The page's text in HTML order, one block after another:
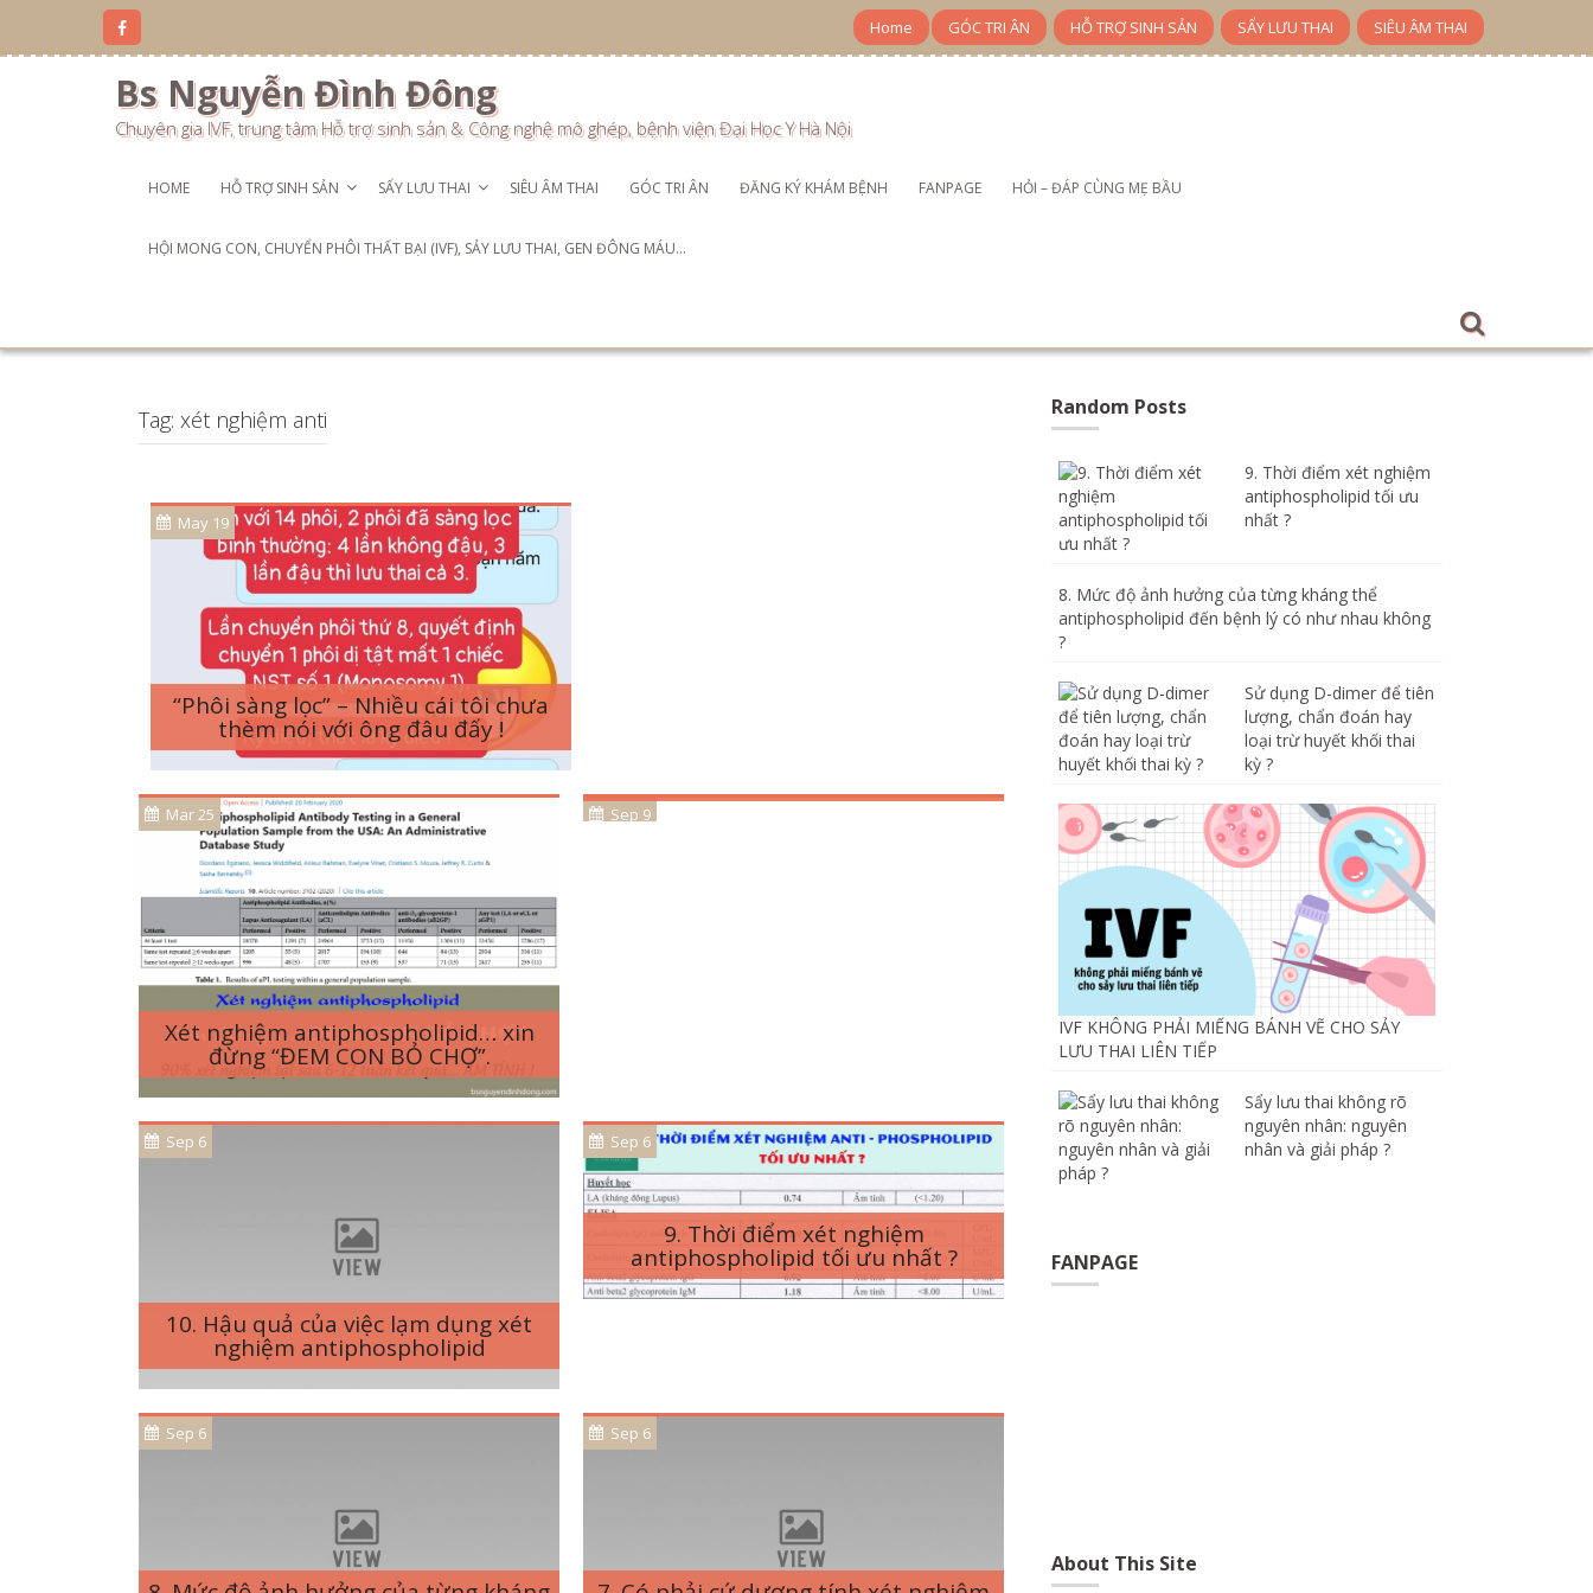
content
Home GÓC TRI ÂN HỖ TRỢ SINH SẢN SẨY LƯU THAI SIÊU ÂM THAI
Bs Nguyễn Đình Đông
Chuyên gia IVF, trung tâm Hỗ trợ sinh sản & Công nghệ mô ghép, bệnh viện Đại Học Y Hà Nội
HOME HỖ TRỢ SINH SẢN SẨY LƯU THAI SIÊU ÂM THAI GÓC TRI ÂN ĐĂNG KÝ KHÁM BỆNH FANPAGE HỎI – ĐÁP CÙNG MẸ BẦU
HỘI MONG CON, CHUYỂN PHÔI THẤT BẠI (IVF), SẢY LƯU THAI, GEN ĐÔNG MÁU…
Tag: xét nghiệm anti
May 19
“Phôi sàng lọc” – Nhiều cái tôi chưa
thèm nói với ông đâu đấy !
Mar 25
Xét nghiệm antiphospholipid… xin
đừng “ĐEM CON BỎ CHỢ”.
Sep 9
Sep 6
10. Hậu quả của việc lạm dụng xét
nghiệm antiphospholipid
Sep 6
9. Thời điểm xét nghiệm
antiphospholipid tối ưu nhất ?
Sep 6 Sep 6
Random Posts
9. Thời điểm xét nghiệm
antiphospholipid tối ưu
nhất ?
8. Mức độ ảnh hưởng của từng kháng thể
antiphospholipid đến bệnh lý có như nhau không
?
Sử dụng D-dimer để tiên
lượng, chẩn đoán hay
loại trừ huyết khối thai
kỳ ?
IVF KHÔNG PHẢI MIẾNG BÁNH VẼ CHO SẢY
LƯU THAI LIÊN TIẾP
Sẩy lưu thai không rõ
nguyên nhân: nguyên
nhân và giải pháp ?
FANPAGE
About This Site